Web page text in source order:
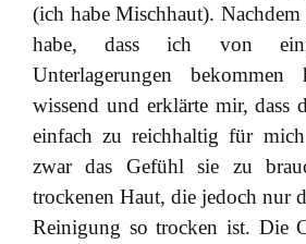
(ich habe Mischhaut).
habe, dass ich von
Unterlagerungen
wissend und erklärte mir, dass
einfach zu reichhaltig für
zwar das Gefühl sie zu
trockenen Haut, die jedoch nur
Reinigung so trocken ist. Die